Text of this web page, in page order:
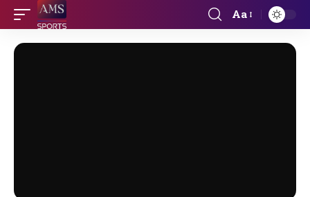
Font
Resizer
Aa